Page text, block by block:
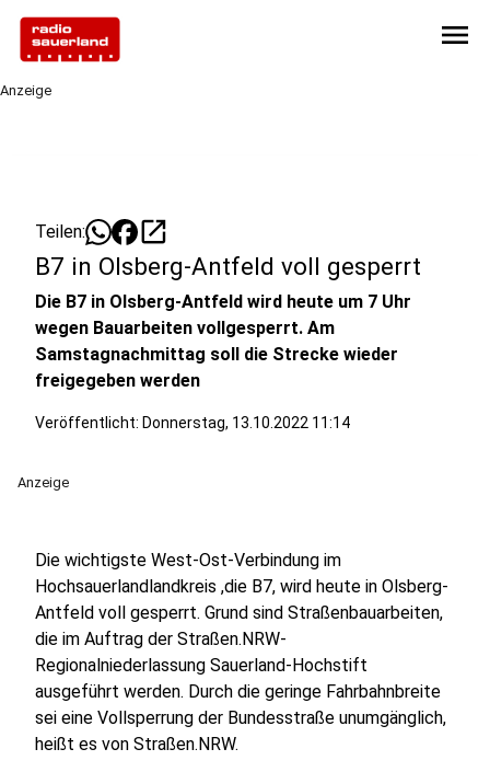
menu
Anzeige
Teilen: open_in_new
B7 in Olsberg-Antfeld voll gesperrt
Die B7 in Olsberg-Antfeld wird heute um 7 Uhr
wegen Bauarbeiten vollgesperrt. Am
Samstagnachmittag soll die Strecke wieder
freigegeben werden
Veröffentlicht: Donnerstag, 13.10.2022 11:14
Anzeige
Die wichtigste West-Ost-Verbindung im
Hochsauerlandlandkreis ,die B7, wird heute in Olsberg-
Antfeld voll gesperrt. Grund sind Straßenbauarbeiten,
die im Auftrag der Straßen.NRW-
Regionalniederlassung Sauerland-Hochstift
ausgeführt werden. Durch die geringe Fahrbahnbreite
sei eine Vollsperrung der Bundesstraße unumgänglich,
heißt es von Straßen.NRW.